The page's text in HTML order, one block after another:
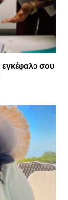
εγκέφαλο σου